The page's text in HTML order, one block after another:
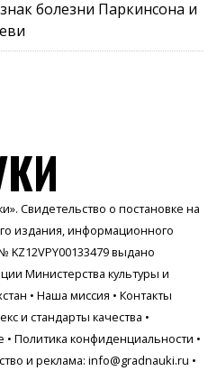
болезни Паркинсона и
Свидетельство о постановке на
издания, информационного
KZ12VPY00133479 выдано
Министерства культуры и
• Наша миссия • Контакты
и стандарты качества •
• Политика конфиденциальности •
и реклама: info@gradnauki.ru •